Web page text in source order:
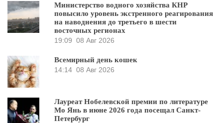
Министерство водного хозяйства КНР
повысило уровень экстренного реагирования
на наводнения до третьего в шести
восточных регионах
19:09 08 Авг 2026
Всемирный день кошек
14:14 08 Авг 2026
Лауреат Нобелевской премии по литературе
Мо Янь в июне 2026 года посещал Санкт-
Петербург